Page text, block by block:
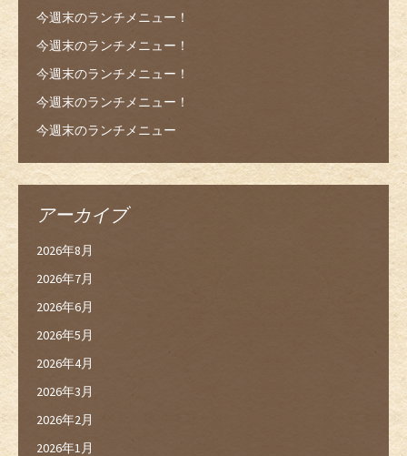
今週末のランチメニュー！
今週末のランチメニュー！
今週末のランチメニュー！
今週末のランチメニュー！
今週末のランチメニュー
アーカイブ
2026年8月
2026年7月
2026年6月
2026年5月
2026年4月
2026年3月
2026年2月
2026年1月